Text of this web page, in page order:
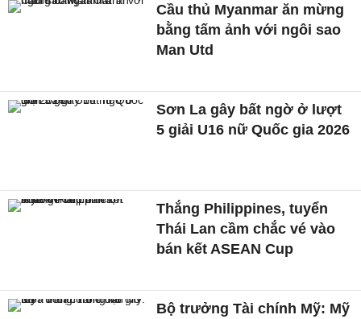
Cầu thủ Myanmar ăn mừng
bằng tấm ảnh với ngôi sao
Man Utd
Sơn La gây bất ngờ ở lượt
5 giải U16 nữ Quốc gia 2026
Thắng Philippines, tuyển
Thái Lan cầm chắc vé vào
bán kết ASEAN Cup
Bộ trưởng Tài chính Mỹ: Mỹ